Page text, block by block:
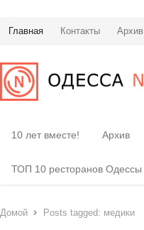
Главная Контакты Архив
10 лет вместе! Архив
ТОП 10 ресторанов Одессы
Домой Posts tagged: медики